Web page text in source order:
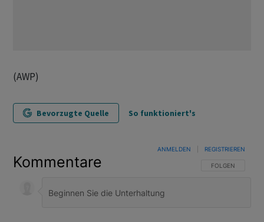
(AWP)
Bevorzugte Quelle So funktioniert's
Kommentare FOLGE DIESER
FOLGEN
ANMELDEN REGISTRIEREN